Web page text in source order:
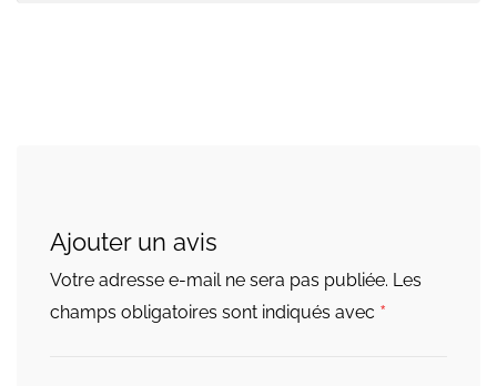
Ajouter un avis
Votre adresse e-mail ne sera pas publiée. Les
champs obligatoires sont indiqués avec *